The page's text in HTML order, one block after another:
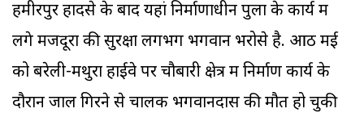
हमीरपुर हादसे के बाद यहां निर्माणाधीन पुलों के कार्य में
लगे मजदूरों की सुरक्षा लगभग भगवान भरोसे है. आठ मई
को बरेली-मथुरा हाईवे पर चौबारी क्षेत्र में निर्माण कार्य के
दौरान जाल गिरने से चालक भगवानदास की मौत हो चुकी